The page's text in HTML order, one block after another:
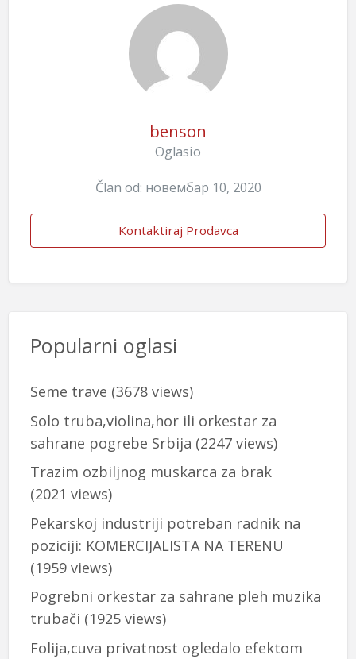
benson
Oglasio
Član od: новембар 10, 2020
Kontaktiraj Prodavca
Popularni oglasi
Seme trave (3678 views)
Solo truba,violina,hor ili orkestar za
sahrane pogrebe Srbija (2247 views)
Trazim ozbiljnog muskarca za brak
(2021 views)
Pekarskoj industriji potreban radnik na
poziciji: KOMERCIJALISTA NA TERENU
(1959 views)
Pogrebni orkestar za sahrane pleh muzika
trubači (1925 views)
Folija,cuva privatnost ogledalo efektom